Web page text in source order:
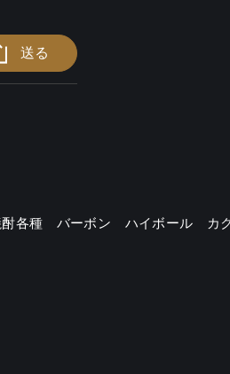
送る
各種　バーボン　ハイボール　カ